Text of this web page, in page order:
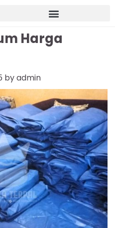
Gresik
Harga
byadmin